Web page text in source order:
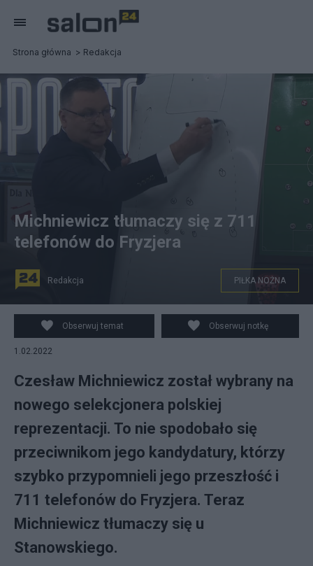
Strona główna Redakcja
YouTube/Kanał Sportowy
Michniewicz tłumaczy się z 711
telefonów do Fryzjera
Redakcja PIŁKA NOŻNA
Obserwuj temat Obserwuj notkę
1.02.2022
Czesław Michniewicz został wybrany na
nowego selekcjonera polskiej
reprezentacji. To nie spodobało się
przeciwnikom jego kandydatury, którzy
szybko przypomnieli jego przeszłość i
711 telefonów do Fryzjera. Teraz
Michniewicz tłumaczy się u
Stanowskiego.